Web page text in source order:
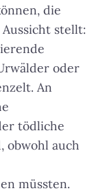
die
stellt:
oder
An
tödliche
obwohl auch
müssten.